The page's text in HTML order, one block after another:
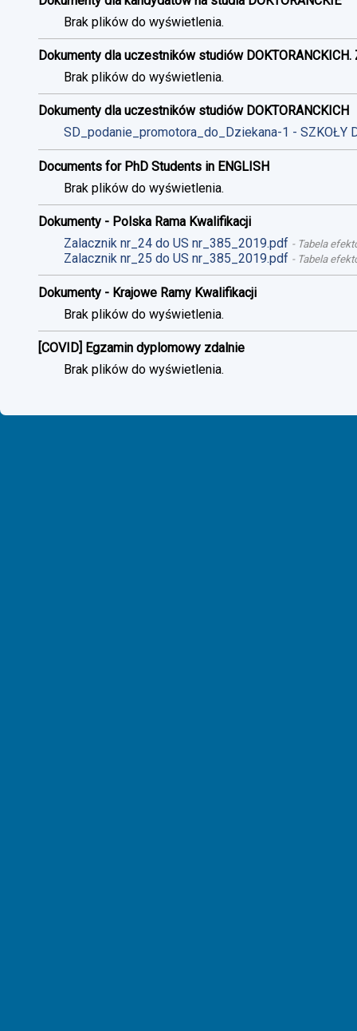
Brak plików do wyświetlenia.
Dokumenty dla uczestników studiów
Brak plików do wyświetlenia.
Dokumenty dla uczestników studiów DOKTORANCKICH
SD_podanie_promotora_do_Dziekana-1 - SZKOŁY
Documents for PhD Students in ENGLISH
Brak plików do wyświetlenia.
Dokumenty - Polska Rama Kwalifikacji
Zalacznik nr_24 do US nr_385_2019.pdf - Tabela
Zalacznik nr_25 do US nr_385_2019.pdf - Tabela
Dokumenty - Krajowe Ramy Kwalifikacji
Brak plików do wyświetlenia.
[COVID] Egzamin dyplomowy zdalnie
Brak plików do wyświetlenia.